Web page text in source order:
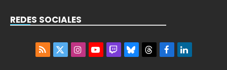
REDES SOCIALES
RSS
X
InstagramYouTubeTwitchBlueskyThreadsFacebookLinkedIn